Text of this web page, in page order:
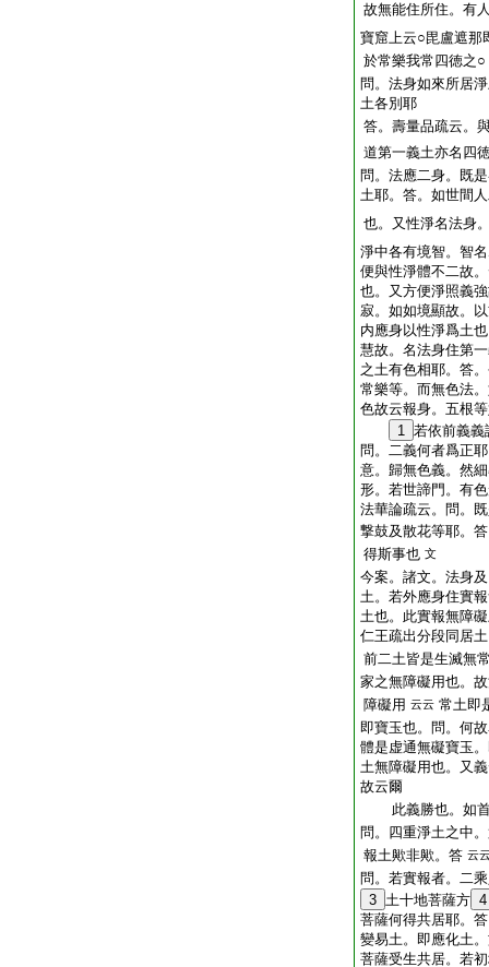
故無能住所住。有
寶窟上云○毘盧遮那
於常樂我常四徳之○
問。法身如來所居
土各別耶
答。壽量品疏云。
道第一義土亦名四
問。法應二身。既
土耶。答。如世間
也。又性淨名法身
淨中各有境智。智
便與性淨體不二故
也。又方便淨照義
寂。如如境顯故。
内應身以性淨爲土
慧故。名法身住第
之土有色相耶。答
常樂等。而無色法
色故云報身。五根
1 若依前義義
問。二義何者爲正
意。歸無色義。然
形。若世諦門。有
法華論疏云。問。
撃鼓及散花等耶。
得斯事也 文
今案。諸文。法身
土。若外應身住實
土也。此實報無障
仁王疏出分段同居
前二土皆是生滅無
家之無障礙用也。
障礙用 云云 常土即
即寶玉也。問。何
體是虚通無礙寶玉
土無障礙用也。又
故云爾
此義勝也。如首
問。四重淨土之中
報土歟非歟。答 云
問。若實報者。二
3 土十地菩薩方 4
菩薩何得共居耶。
變易土。即應化土
菩薩受生共居。若